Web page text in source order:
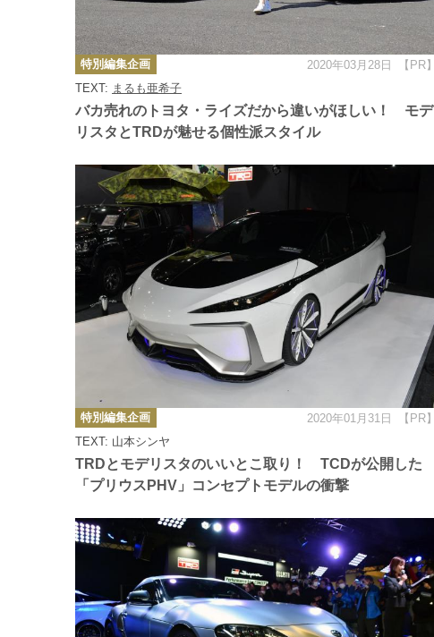
バカ売れのトヨタ・ライズだから違いがほしい！ モデ
リスタとTRDが魅せる個性派スタイル
TEXT: まるも亜希子
カ
テ
ゴ
リ
特別編集企画 2020年03月28日 【PR】
TRDとモデリスタのいいとこ取り！ TCDが公開した
「プリウスPHV」コンセプトモデルの衝撃
TEXT: 山本シンヤ
カ
テ
ゴ
リ
ー
特別編集企画 2020年01月31日 【PR】